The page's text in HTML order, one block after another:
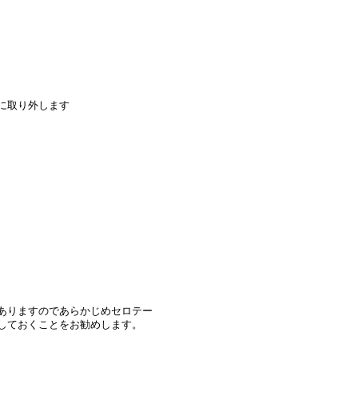
取り外します
りますのであらかじめセロテー
ておくことをお勧めします。